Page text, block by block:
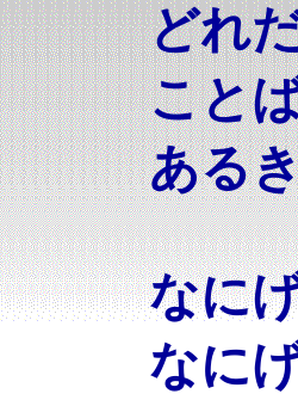
どれ
こと
ある
なに
なに